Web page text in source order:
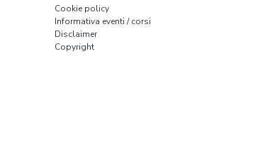
Cookie policy
Informativa eventi / corsi
Disclaimer
Copyright